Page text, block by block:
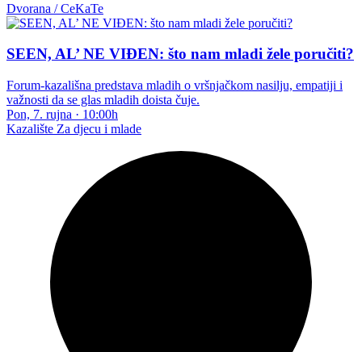
Dvorana / CeKaTe
SEEN, AL’ NE VIĐEN: što nam mladi žele poručiti?
Forum-kazališna predstava mladih o vršnjačkom nasilju, empatiji i
važnosti da se glas mladih doista čuje.
Pon, 7. rujna · 10:00h
Kazalište Za djecu i mlade